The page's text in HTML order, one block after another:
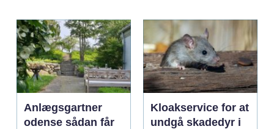
Anlægsgartner
odense sådan får
Kloakservice for at
undgå skadedyr i